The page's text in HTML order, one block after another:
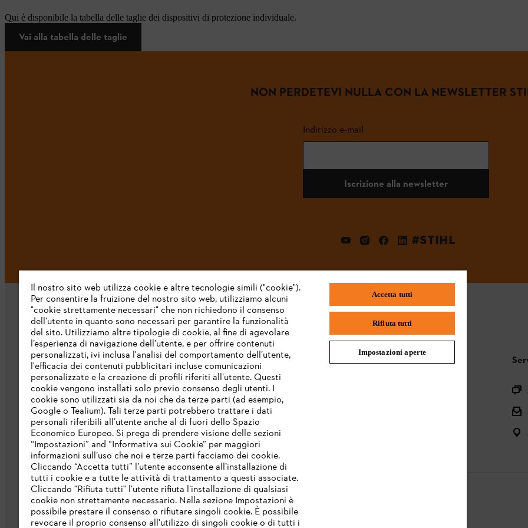
Qui è disponibile la tabella delle taglie dei dispositivi di protezione individuale.
Vai alla tabella delle taglie
NON PERDETEVI NULLA CON LA NEWSLETTER
Indirizzo e-mail
Iscrizione alla newsletter
#STIHL
L’azienda
Chi siamo
Scarica il catalogo
STIHL Integrity Line
STIHL FAQ
Termini e condizioni generali Privacy policy Note legali
Il nostro sito web utilizza cookie e altre tecnologie simili ("cookie").
Per consentire la fruizione del nostro sito web, utilizziamo alcuni
"cookie strettamente necessari" che non richiedono il consenso
dell’utente in quanto sono necessari per garantire la funzionalità
del sito. Utilizziamo altre tipologie di cookie, al fine di agevolare
l’esperienza di navigazione dell’utente, e per offrire contenuti
personalizzati, ivi inclusa l'analisi del comportamento dell’utente,
l'efficacia dei contenuti pubblicitari incluse comunicazioni
personalizzate e la creazione di profili riferiti all’utente. Questi
cookie vengono installati solo previo consenso degli utenti. I
cookie sono utilizzati sia da noi che da terze parti (ad esempio,
Google o Tealium). Tali terze parti potrebbero trattare i dati
personali riferibili all’utente anche al di fuori dello Spazio
Economico Europeo. Si prega di prendere visione delle sezioni
“Impostazioni” and “Informativa sui Cookie” per maggiori
informazioni sull’uso che noi e terze parti facciamo dei cookie.
Cliccando “Accetta tutti” l’utente acconsente all’installazione di
tutti i cookie e a tutte le attività di trattamento a questi associate.
Cliccando "Rifiuta tutti" l’utente rifiuta l’installazione di qualsiasi
cookie non strettamente necessario. Nella sezione Impostazioni è
possibile prestare il consenso o rifiutare singoli cookie. È possibile
revocare il proprio consenso all'utilizzo di singoli cookie o di tutti i
Accetta tutti
Rifiuta tutti
Impostazioni aperte